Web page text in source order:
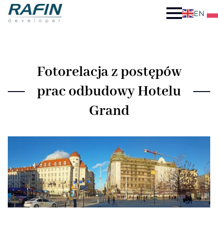
EN
Fotorelacja z postępów
prac odbudowy Hotelu
Grand